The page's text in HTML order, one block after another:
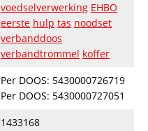
voedselverwerking EHBO
eerste hulp tas noodset
verbanddoos
verbandtrommel koffer
Per DOOS: 5430000726719
Per DOOS: 5430000727051
1433168